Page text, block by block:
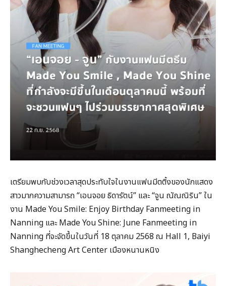
เตรียมพบกับช่วงเวลาสุดประทับใจในงานแฟนมีตติ้งของนักแสดง
สาวมากความสามารถ “เอนจอย ธิดารัตน์” และ “จูน ณัณณิริน” ใน
งาน Made You Smile: Enjoy Birthday Fanmeeting in
Nanning และ Made You Shine: June Fanmeeting in
Nanning ที่จะจัดขึ้นในวันที่ 18 ตุลาคม 2568 ณ Hall 1, Baiyi
Shanghecheng Art Center เมืองหนานหนิง